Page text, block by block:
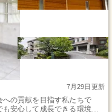
7月29日更新
の貢献を目指す私たちで
安心して成長できる環境を